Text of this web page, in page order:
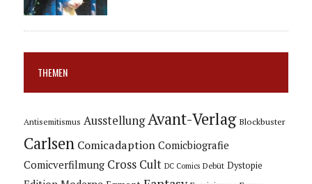
THEMEN
Antisemitismus Ausstellung Avant-Verlag Blockbuster
Carlsen Comicadaption Comicbiografie
Comicverfilmung Cross Cult DC Comics Debüt Dystopie